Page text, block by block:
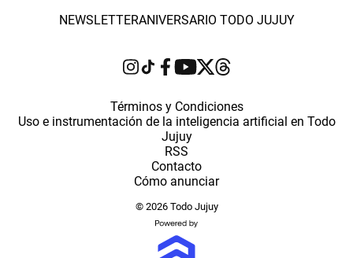
NEWSLETTERANIVERSARIO TODO JUJUY
Términos y Condiciones
Uso e instrumentación de la inteligencia artificial en Todo
Jujuy
RSS
Contacto
Cómo anunciar
© 2026 Todo Jujuy